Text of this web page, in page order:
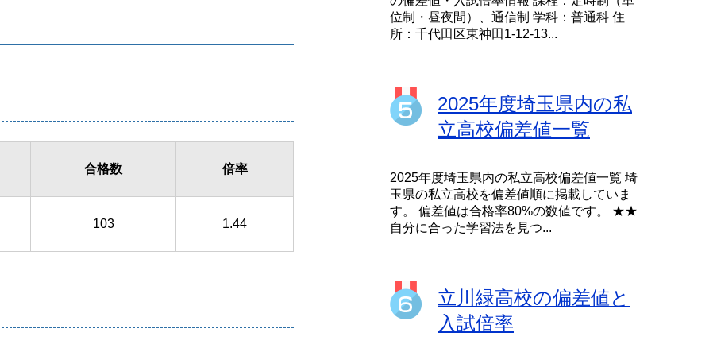
合格数 倍率
103 1.44
位制・昼夜間）、通信制 学科：普通科 住
所：千代田区東神田1-12-13...
2025年度埼玉県内の私
立高校偏差値一覧
2025年度埼玉県内の私立高校偏差値一覧 埼
玉県の私立高校を偏差値順に掲載していま
す。 偏差値は合格率80%の数値です。 ★★
自分に合った学習法を見つ...
立川緑高校の偏差値と
入試倍率